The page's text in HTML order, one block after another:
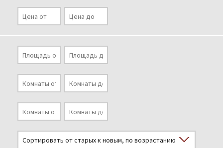
Kонтакты